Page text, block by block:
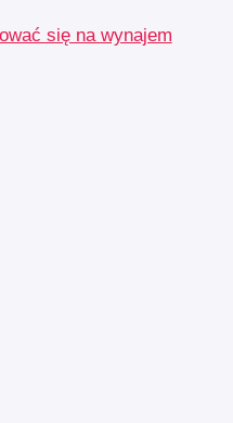
się na wynajem